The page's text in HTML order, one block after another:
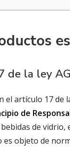
de la ley
el artículo 17 de
de
de
objeto de